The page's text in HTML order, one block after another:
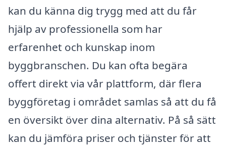
kan du känna dig trygg med att du får
hjälp av professionella som har
erfarenhet och kunskap inom
byggbranschen. Du kan ofta begära
offert direkt via vår plattform, där flera
byggföretag i området samlas så att du få
en översikt över dina alternativ. På så sätt
kan du jämföra priser och tjänster för att